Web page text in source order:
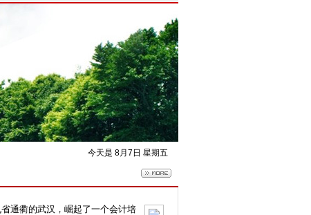
今天是 8月7日 星期五
通衢的武汉，崛起了一个会计培